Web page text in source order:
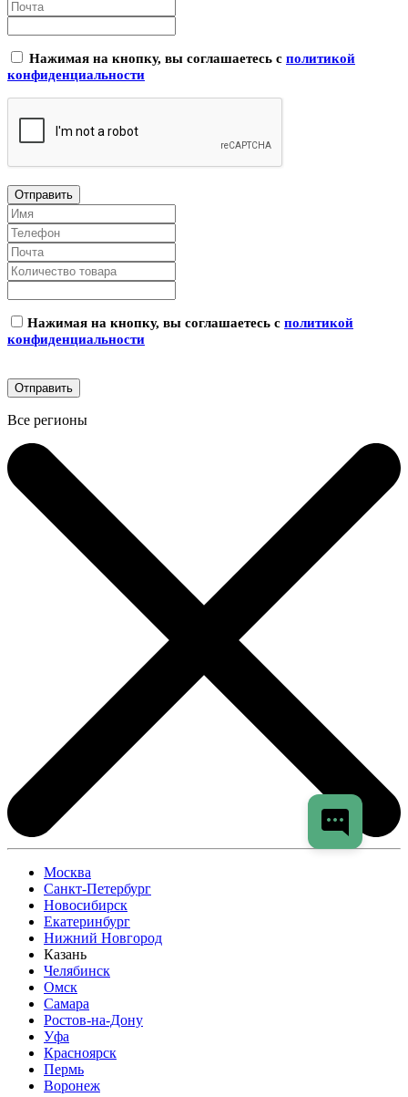
Нажимая на кнопку, вы соглашаетесь с политикой
конфиденциальности
Нажимая на кнопку, вы соглашаетесь с политикой
конфиденциальности
Все регионы
Москва
Санкт-Петербург
Новосибирск
Екатеринбург
Нижний Новгород
Казань
Челябинск
Омск
Самара
Ростов-на-Дону
Уфа
Красноярск
Пермь
Воронеж